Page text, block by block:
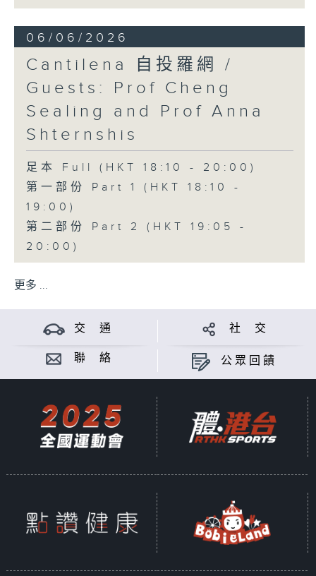
06/06/2026
Cantilena 自投羅網 /
Guests: Prof Cheng
Sealing and Prof Anna
Shternshis
足本 Full (HKT 18:10 - 20:00)
第一部份 Part 1 (HKT 18:10 -
19:00)
第二部份 Part 2 (HKT 19:05 -
20:00)
更多 ...
交 通 社 交
聯 絡 公眾回饋